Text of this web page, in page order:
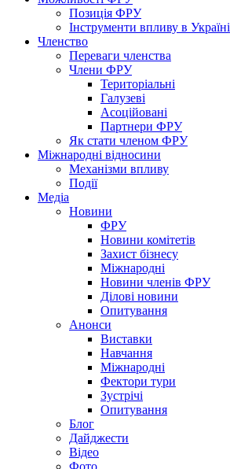
Позиція ФРУ
Інструменти впливу в Україні
Членство
Переваги членства
Члени ФРУ
Територіальні
Галузеві
Асоційовані
Партнери ФРУ
Як стати членом ФРУ
Міжнародні відносини
Механізми впливу
Події
Медіа
Новини
ФРУ
Новини комітетів
Захист бізнесу
Міжнародні
Новини членів ФРУ
Ділові новини
Опитування
Анонси
Виставки
Навчання
Міжнародні
Фектори тури
Зустрічі
Опитування
Блог
Дайджести
Відео
Фото